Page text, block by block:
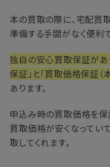
本の買取の際に、宅配買
準備する手間がなく便利で
独自の安心買取保証があ
保証」と「買取価格保証（
あります。
申込み時の買取価格を保
買取価格が安くなってい
取してくれます。